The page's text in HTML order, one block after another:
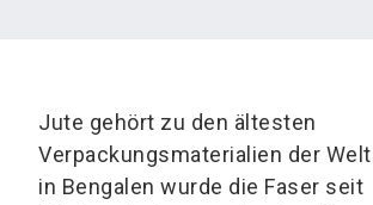
Jute gehört zu den ältesten
Verpackungsmaterialien der
in Bengalen wurde die Faser seit